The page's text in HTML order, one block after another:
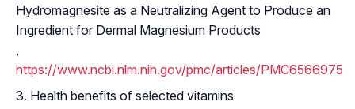
Hydromagnesite as a Neutralizing Agent to Produce an
Ingredient for Dermal Magnesium Products
,
https://www.ncbi.nlm.nih.gov/pmc/articles/PMC6566975/
Health benefits of selected vitamins